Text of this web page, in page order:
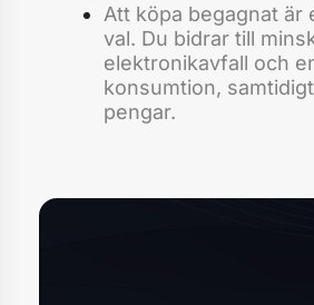
Att köpa begagnat är
val. Du bidrar till
elektronikavfall och
konsumtion,
pengar.